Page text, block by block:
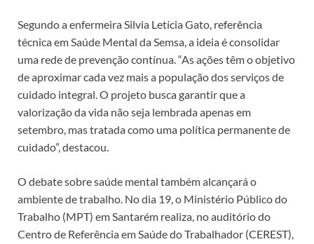
Segundo a enfermeira Silvia Letícia Gato, referência
técnica em Saúde Mental da Semsa, a ideia é consolidar
uma rede de prevenção contínua. “As ações têm o objetivo
de aproximar cada vez mais a população dos serviços de
cuidado integral. O projeto busca garantir que a
valorização da vida não seja lembrada apenas em
setembro, mas tratada como uma política permanente de
cuidado”, destacou.
O debate sobre saúde mental também alcançará o
ambiente de trabalho. No dia 19, o Ministério Público do
Trabalho (MPT) em Santarém realiza, no auditório do
Centro de Referência em Saúde do Trabalhador (CEREST),